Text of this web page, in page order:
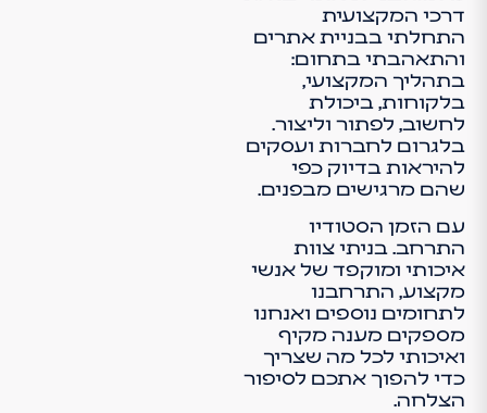
דרכי המקצועית
התחלתי בבניית אתרים
והתאהבתי בתחום:
בתהליך המקצועי,
בלקוחות, ביכולת
לחשוב, לפתור וליצור.
בלגרום לחברות ועסקים
להיראות בדיוק כפי
שהם מרגישים מבפנים.
עם הזמן הסטודיו
התרחב.בניתי צוות
איכותי ומוקפד של אנשי
מקצוע, התרחבנו
לתחומים נוספים ואנחנו
מספקים מענה מקיף
ואיכותי לכל מה שצריך
כדי להפוך אתכם לסיפור
הצלחה.